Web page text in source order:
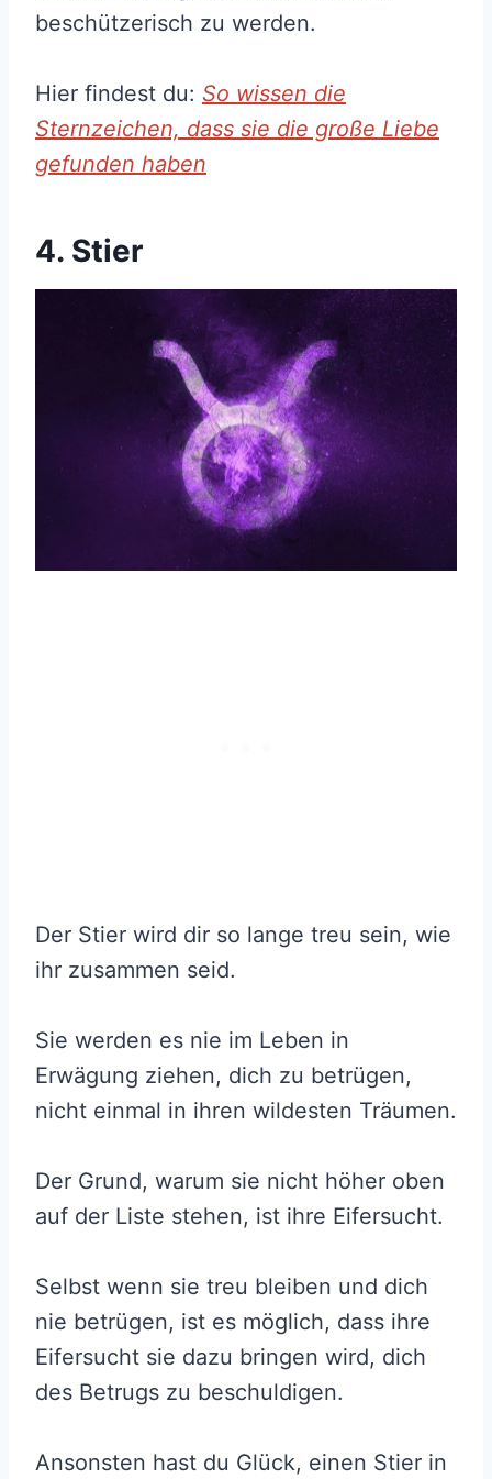
beschützerisch zu werden.
Hier findest du: So wissen die
Sternzeichen, dass sie die große Liebe
gefunden haben
4. Stier
Der Stier wird dir so lange treu sein, wie
ihr zusammen seid.
Sie werden es nie im Leben in
Erwägung ziehen, dich zu betrügen,
nicht einmal in ihren wildesten Träumen.
Der Grund, warum sie nicht höher oben
auf der Liste stehen, ist ihre Eifersucht.
Selbst wenn sie treu bleiben und dich
nie betrügen, ist es möglich, dass ihre
Eifersucht sie dazu bringen wird, dich
des Betrugs zu beschuldigen.
Ansonsten hast du Glück, einen Stier in